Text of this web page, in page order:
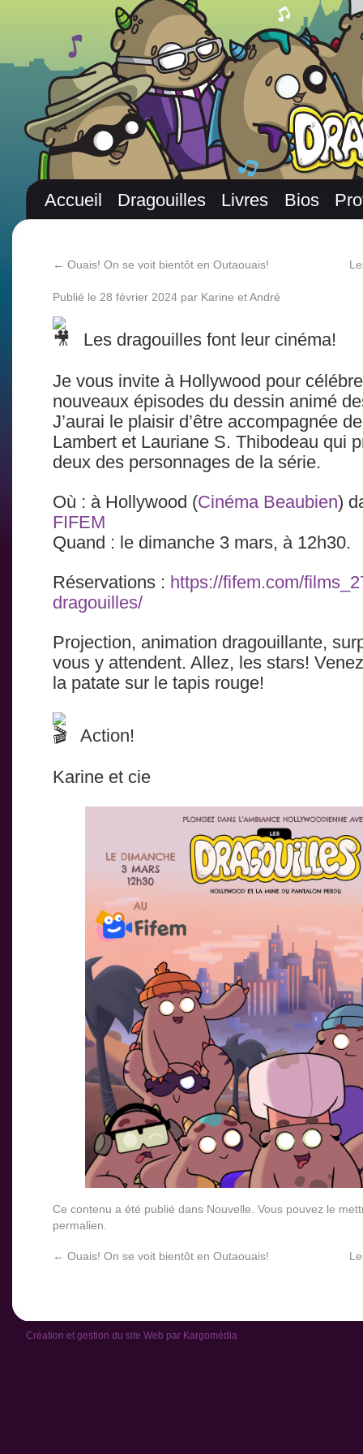
Accueil Dragouilles Livres Bios
← Ouais! On se voit bientôt en Outaouais!
Publié le 28 février 2024 par Karine et André
Les dragouilles font leur cinéma!
Je vous invite à Hollywood pour
nouveaux épisodes du dessin animé
J’aurai le plaisir d’être accompagnée
Lambert et Lauriane S. Thibodeau qui
deux des personnages de la série.
Où : à Hollywood (Cinéma Beaubien)
FIFEM
Quand : le dimanche 3 mars, à 12h30.
Réservations : https://fifem.com/
dragouilles/
Projection, animation dragouillante,
vous y attendent. Allez, les stars!
la patate sur le tapis rouge!
Action!
Karine et cie
Ce contenu a été publié dans Nouvelle . Vous pouvez le
permalien
← Ouais! On se voit bientôt en Outaouais!
Création et gestion du site Web par Kargomédia